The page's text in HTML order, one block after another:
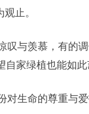
止。
与羡慕，有的
自家绿植也能如此
生命的尊重与爱